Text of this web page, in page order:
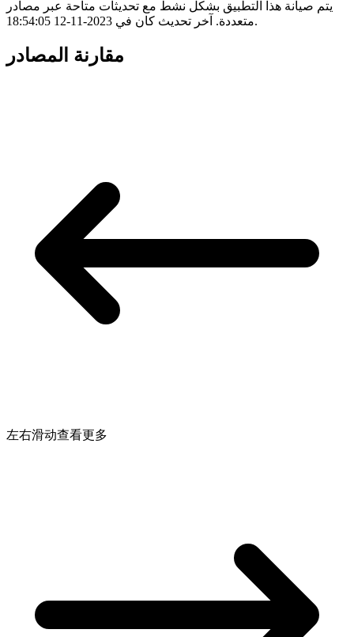
يتم صيانة هذا التطبيق بشكل نشط مع تحديثات متاحة عبر مصادر
متعددة. آخر تحديث كان في 2023-11-12 18:54:05.
مقارنة المصادر
左右滑动查看更多